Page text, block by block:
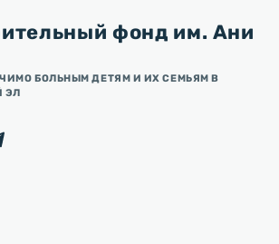
фонд им. Ани
БОЛЬНЫМ ДЕТЯМ И ИХ СЕМЬЯМ В
ЭЛ